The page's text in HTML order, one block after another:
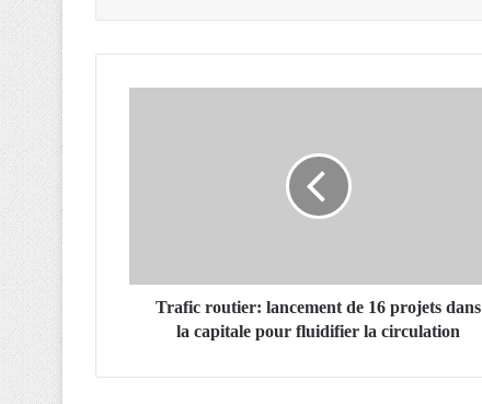
u
r
Trafic routier: lancement de 16 projets dans
la capitale pour fluidifier la circulation